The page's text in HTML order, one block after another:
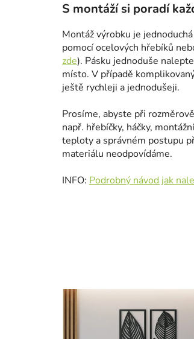
S montáží si poradí
Montáž výrobku je
pomocí ocelových hřebíků
zde). Pásku jednoduše
místo. V případě
ještě rychleji a jednodušeji.
Prosíme, abyste při
např. hřebíčky, háčky,
teploty a správném postupu
materiálu neodpovídáme.
INFO: Podrobný návod jak